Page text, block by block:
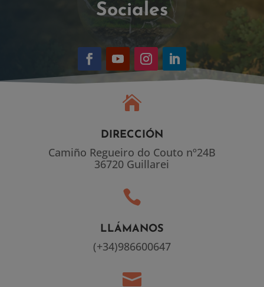
Sociales

DIRECCIÓN
Camiño Regueiro do Couto nº24B
36720 Guillarei

LLÁMANOS
(+34)986600647
